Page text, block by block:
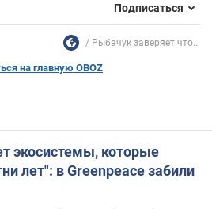
Подписаться
Рыбачук заверяет что...
на главную OBOZ
экосистемы, которые
лет": в Greenpeace забили